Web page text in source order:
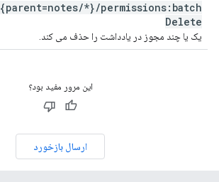
{parent=notes/*}/permissions:batch
Delete
یک یا چند مجوز در یادداشت را حذف می کند.
این مرور مفید بود؟
ارسال بازخورد